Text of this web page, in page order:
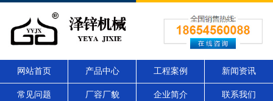
网站首页 产品中心 工程案例 新闻资讯
常见问题 厂容厂貌 企业简介 联系我们